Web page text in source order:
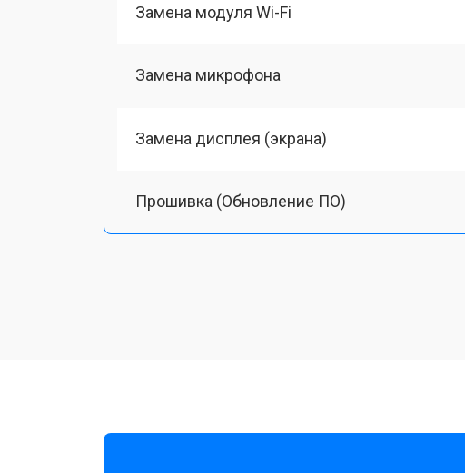
Замена модуля Wi-Fi
Замена микрофона
Замена дисплея (экрана)
Прошивка (Обновление ПО)